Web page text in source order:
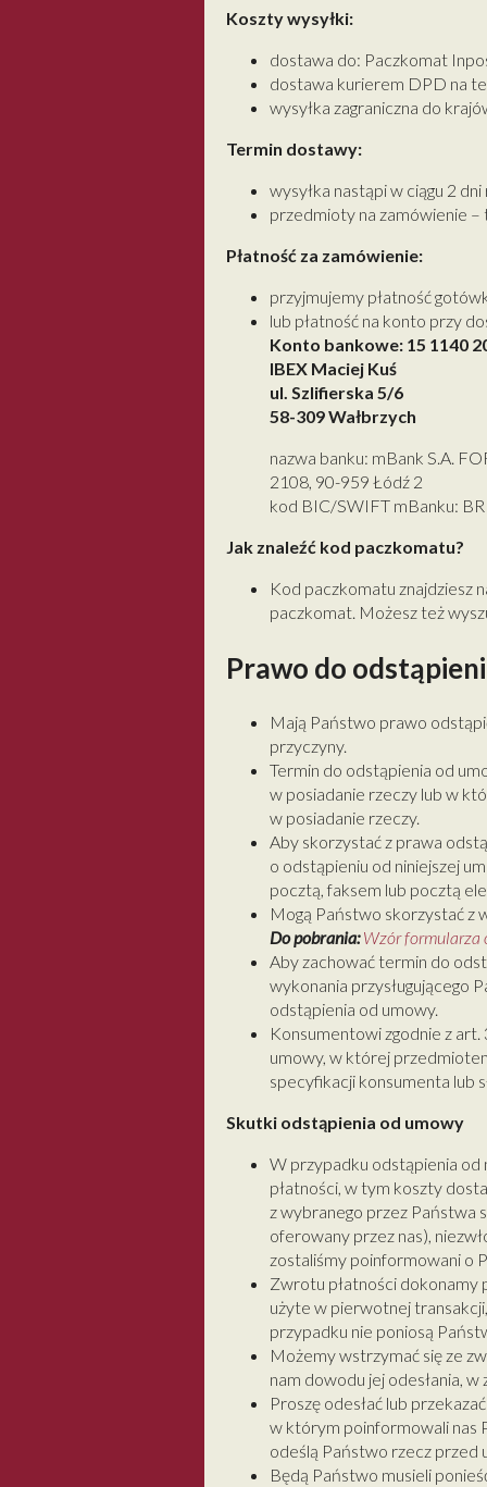
Koszty wysyłki:
dostawa do: Paczkomat
dostawa kurierem DPD na
wysyłka zagraniczna do
Termin dostawy:
wysyłka nastąpi w ciągu 2
przedmioty na zamówienie –
Płatność za zamówienie:
przyjmujemy płatność
lub płatność na konto przy
Konto bankowe: 15 1140
IBEX Maciej Kuś
ul. Szlifierska 5/6
58-309 Wałbrzych
nazwa banku: mBank S.A.
2108, 90-959 Łódź 2
kod BIC/SWIFT mBanku:
Jak znaleźć kod paczkomatu?
Kod paczkomatu znajdziesz
paczkomat. Możesz też
Prawo do
Mają Państwo prawo
przyczyny.
Termin do odstąpienia od
w posiadanie rzeczy lub w
w posiadanie rzeczy.
Aby skorzystać z prawa
o odstąpieniu od niniejszej
pocztą, faksem lub pocztą
Mogą Państwo skorzystać z
Do pobrania: Wzór formularza
Aby zachować termin do
wykonania przysługującego
odstąpienia od umowy.
Konsumentowi zgodnie z
umowy, w której
specyfikacji konsumenta lub
Skutki odstąpienia od umowy
W przypadku odstąpienia
płatności, w tym koszty
z wybranego przez Państwa
oferowany przez nas),
zostaliśmy poinformowani o
Zwrotu płatności dokonamy
użyte w pierwotnej
przypadku nie poniosą
Możemy wstrzymać się ze
nam dowodu jej odesłania,
Proszę odesłać lub
w którym poinformowali nas
odeślą Państwo rzecz przed
Będą Państwo musieli